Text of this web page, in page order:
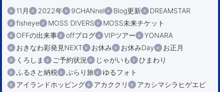
11月 2022年 9CHANnel Blog更新
DREAMSTAR
fisheye
MOSS DIVERS
MOSS未来チケット
OFFの出来事
offブログ VIPツアー
YONARA
おきなわ彩発見NEXT
お休み お休みDay
お正月
くろしま
ご予約状況 じゃがいも
ひまわり
ふるさと納税
ぶらり旅
ゆるフォト
アイランドホッピング
アカククリ
アカシマシラヒゲエビ